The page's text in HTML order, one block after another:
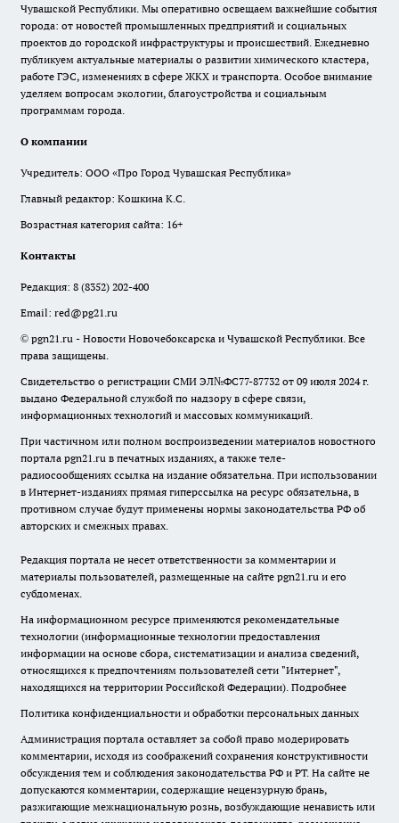
Чувашской Республики. Мы оперативно освещаем важнейшие события
города: от новостей промышленных предприятий и социальных
проектов до городской инфраструктуры и происшествий. Ежедневно
публикуем актуальные материалы о развитии химического кластера,
работе ГЭС, изменениях в сфере ЖКХ и транспорта. Особое внимание
уделяем вопросам экологии, благоустройства и социальным
программам города.
О компании
Учредитель: ООО «Про Город Чувашская Республика»
Главный редактор: Кошкина К.С.
Возрастная категория сайта: 16+
Контакты
Редакция: 8 (8352) 202-400
Email: red@pg21.ru
© pgn21.ru - Новости Новочебоксарска и Чувашской Республики. Все
права защищены.
Свидетельство о регистрации СМИ ЭЛ№ФС77-87732 от 09 июля 2024 г.
выдано Федеральной службой по надзору в сфере связи,
информационных технологий и массовых коммуникаций.
При частичном или полном воспроизведении материалов новостного
портала pgn21.ru в печатных изданиях, а также теле-
радиосообщениях ссылка на издание обязательна. При использовании
в Интернет-изданиях прямая гиперссылка на ресурс обязательна, в
противном случае будут применены нормы законодательства РФ об
авторских и смежных правах.
Редакция портала не несет ответственности за комментарии и
материалы пользователей, размещенные на сайте pgn21.ru и его
субдоменах.
На информационном ресурсе применяются рекомендательные
технологии (информационные технологии предоставления
информации на основе сбора, систематизации и анализа сведений,
относящихся к предпочтениям пользователей сети "Интернет",
находящихся на территории Российской Федерации). Подробнее
Политика конфиденциальности и обработки персональных данных
Администрация портала оставляет за собой право модерировать
комментарии, исходя из соображений сохранения конструктивности
обсуждения тем и соблюдения законодательства РФ и РТ. На сайте не
допускаются комментарии, содержащие нецензурную брань,
разжигающие межнациональную рознь, возбуждающие ненависть или